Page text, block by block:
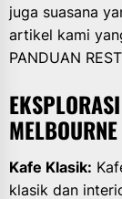
juga suasana
artikel kami
PANDUAN
MELBOURNE
Kafe Klasik:
klasik dan